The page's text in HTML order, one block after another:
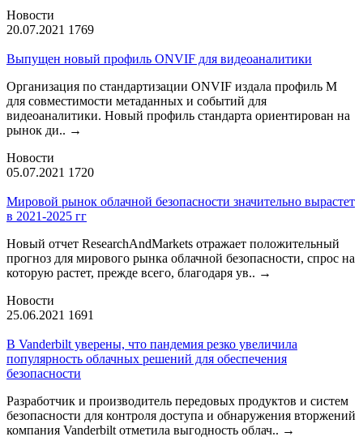
Новости
20.07.2021 1769
Выпущен новый профиль ONVIF для видеоаналитики
Организация по стандартизации ONVIF издала профиль М
для совместимости метаданных и событий для
видеоаналитики. Новый профиль стандарта ориентирован на
рынок ди.. →
Новости
05.07.2021 1720
Мировой рынок облачной безопасности значительно вырастет
в 2021-2025 гг
Новый отчет ResearchAndMarkets отражает положительный
прогноз для мирового рынка облачной безопасности, спрос на
которую растет, прежде всего, благодаря ув.. →
Новости
25.06.2021 1691
В Vanderbilt уверены, что пандемия резко увеличила
популярность облачных решений для обеспечения
безопасности
Разработчик и производитель передовых продуктов и систем
безопасности для контроля доступа и обнаружения вторжений
компания Vanderbilt отметила выгодность облач.. →